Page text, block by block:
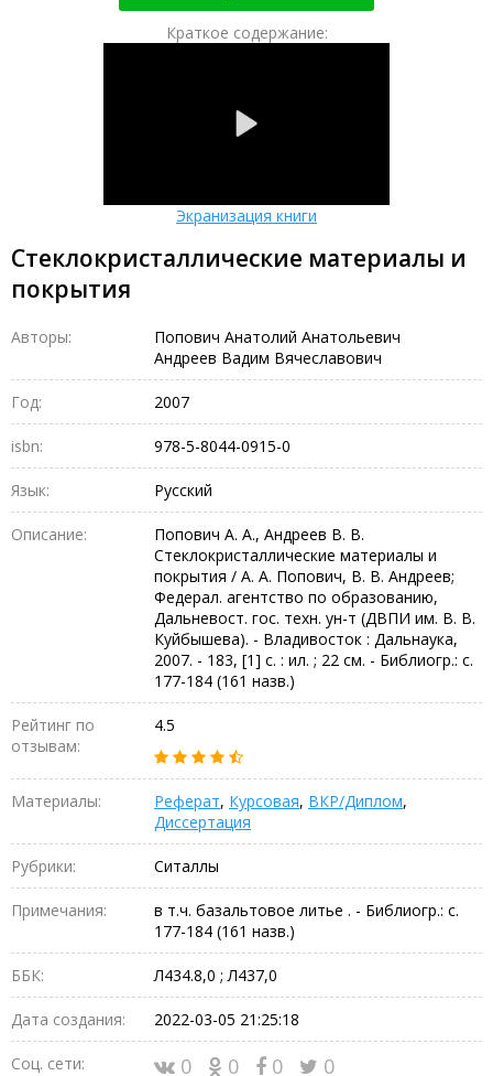
Краткое содержание:
Экранизация книги
Стеклокристаллические материалы и
покрытия
Авторы:
Попович Анатолий Анатольевич
Андреев Вадим Вячеславович
Год: 2007
isbn: 978-5-8044-0915-0
Язык: Русский
Описание:
Попович А. А., Андреев В. В.
Стеклокристаллические материалы и
покрытия / А. А. Попович, В. В. Андреев;
Федерал. агентство по образованию,
Дальневост. гос. техн. ун-т (ДВПИ им. В. В.
Куйбышева). - Владивосток : Дальнаука,
2007. - 183, [1] с. : ил. ; 22 см. - Библиогр.: с.
177-184 (161 назв.)
Рейтинг по
отзывам:
4.5
Материалы: Реферат, Курсовая, ВКР/Диплом,
Диссертация
Рубрики: Ситаллы
Примечания:
в т.ч. базальтовое литье . - Библиогр.: с.
177-184 (161 назв.)
ББК: Л434.8,0 ; Л437,0
Дата создания: 2022-03-05 21:25:18
Соц. сети: 0 0 0 0